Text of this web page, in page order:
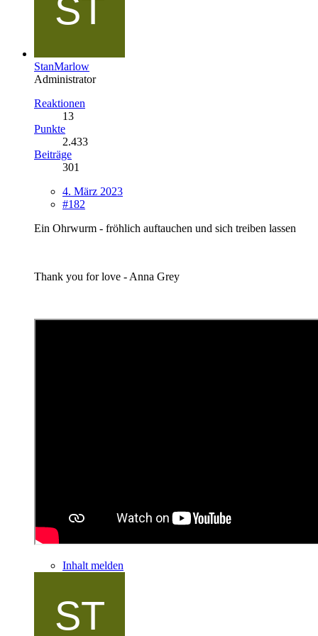
StanMarlow
Administrator
Reaktionen
13
Punkte
2.433
Beiträge
301
4. März 2023
#182
Ein Ohrwurm - fröhlich auftauchen und sich treiben lassen
Thank you for love - Anna Grey
Inhalt melden